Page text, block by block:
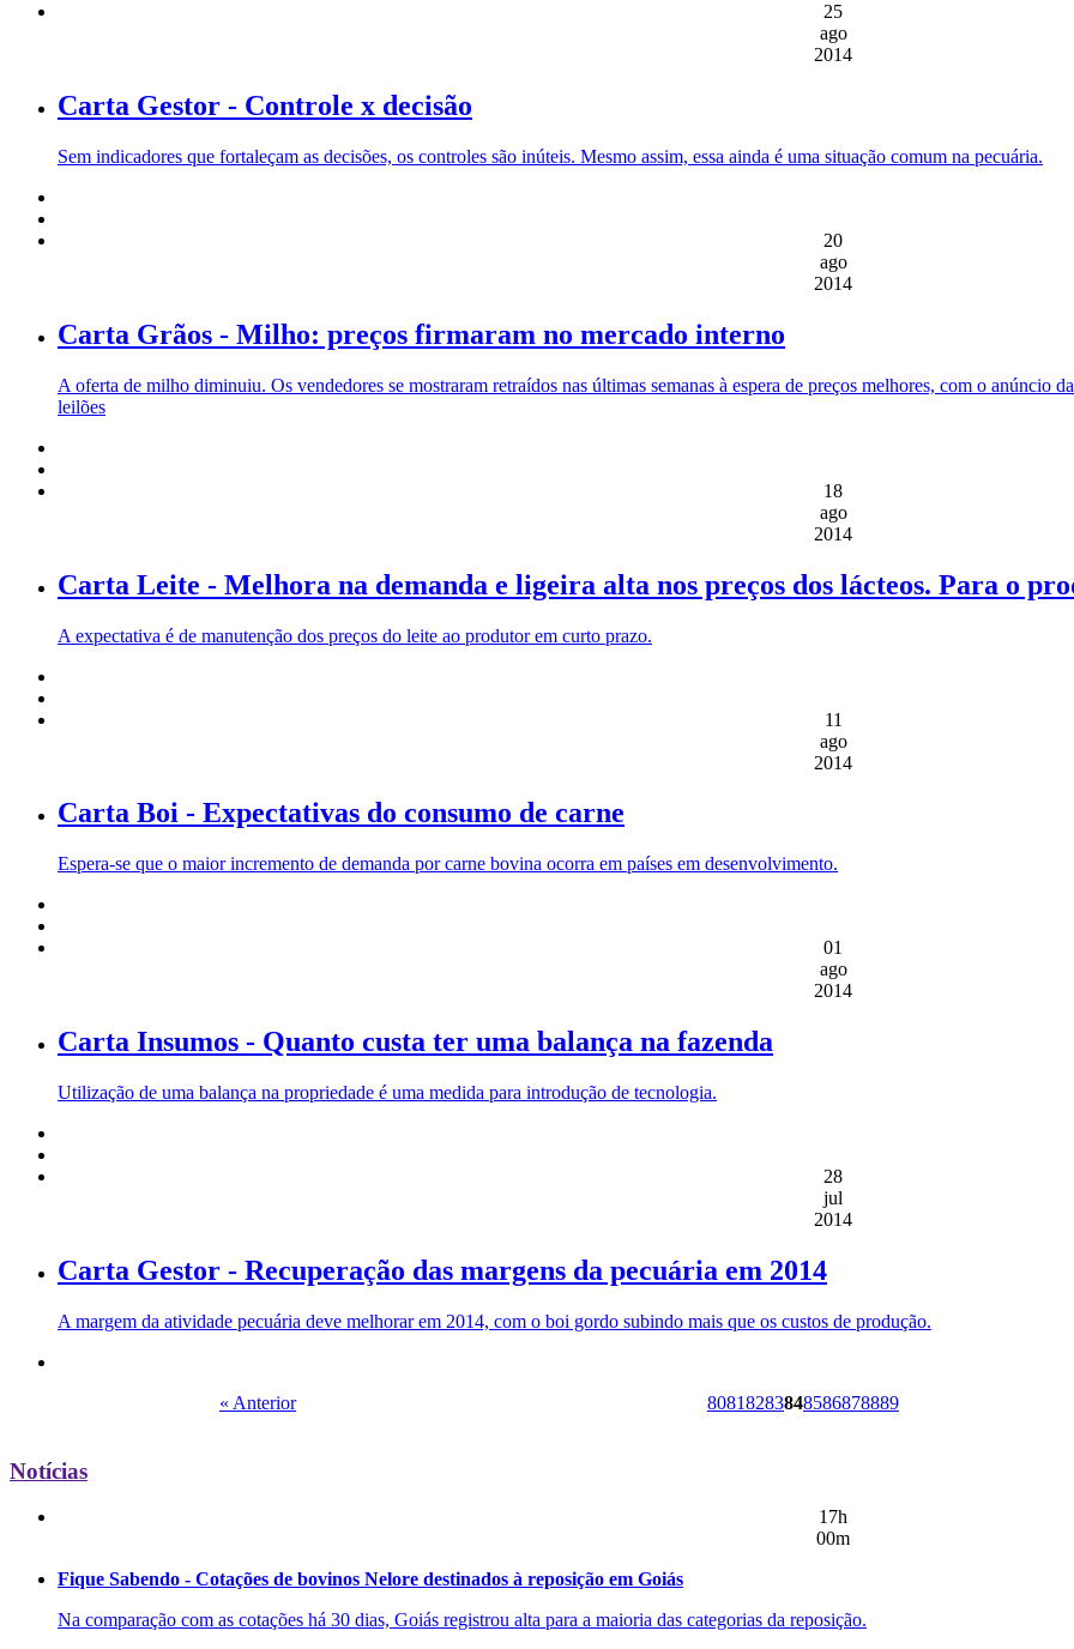
25
ago
2014
Carta Gestor - Controle x decisão
Sem indicadores que fortaleçam as decisões, os controles são inúteis. Mesmo assim, essa ainda é uma situação comum na pecuária.
20
ago
2014
Carta Grãos - Milho: preços firmaram no mercado interno
A oferta de milho diminuiu. Os vendedores se mostraram retraídos nas últimas semanas à espera de preços melhores, com o anúncio
leilões
18
ago
2014
Carta Leite - Melhora na demanda e ligeira alta nos preços dos lácteos. Para o
A expectativa é de manutenção dos preços do leite ao produtor em curto prazo.
11
ago
2014
Carta Boi - Expectativas do consumo de carne
Espera-se que o maior incremento de demanda por carne bovina ocorra em países em desenvolvimento.
01
ago
2014
Carta Insumos - Quanto custa ter uma balança na fazenda
Utilização de uma balança na propriedade é uma medida para introdução de tecnologia.
28
jul
2014
Carta Gestor - Recuperação das margens da pecuária em 2014
A margem da atividade pecuária deve melhorar em 2014, com o boi gordo subindo mais que os custos de produção.
« Anterior 80818283848586878889
Notícias
17h
00m
Fique Sabendo - Cotações de bovinos Nelore destinados à reposição em Goiás
Na comparação com as cotações há 30 dias, Goiás registrou alta para a maioria das categorias da reposição.